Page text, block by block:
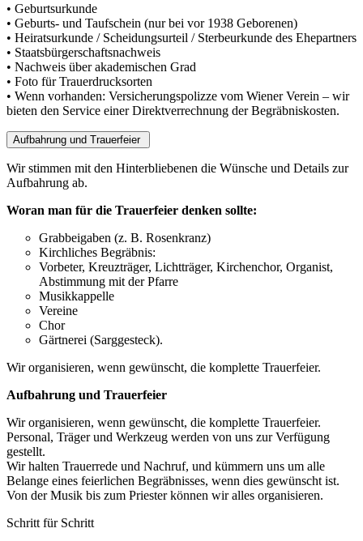
• Geburtsurkunde
• Geburts- und Taufschein (nur bei vor 1938 Geborenen)
• Heiratsurkunde / Scheidungsurteil / Sterbeurkunde des Ehepartners
• Staatsbürgerschaftsnachweis
• Nachweis über akademischen Grad
• Foto für Trauerdrucksorten
• Wenn vorhanden: Versicherungspolizze vom Wiener Verein – wir
bieten den Service einer Direktverrechnung der Begräbniskosten.
Aufbahrung und Trauerfeier
Wir stimmen mit den Hinterbliebenen die Wünsche und Details zur
Aufbahrung ab.
Woran man für die Trauerfeier denken sollte:
Grabbeigaben (z. B. Rosenkranz)
Kirchliches Begräbnis:
Vorbeter, Kreuzträger, Lichtträger, Kirchenchor, Organist,
Abstimmung mit der Pfarre
Musikkappelle
Vereine
Chor
Gärtnerei (Sarggesteck).
Wir organisieren, wenn gewünscht, die komplette Trauerfeier.
Aufbahrung und Trauerfeier
Wir organisieren, wenn gewünscht, die komplette Trauerfeier.
Personal, Träger und Werkzeug werden von uns zur Verfügung
gestellt.
Wir halten Trauerrede und Nachruf, und kümmern uns um alle
Belange eines feierlichen Begräbnisses, wenn dies gewünscht ist.
Von der Musik bis zum Priester können wir alles organisieren.
Schritt für Schritt